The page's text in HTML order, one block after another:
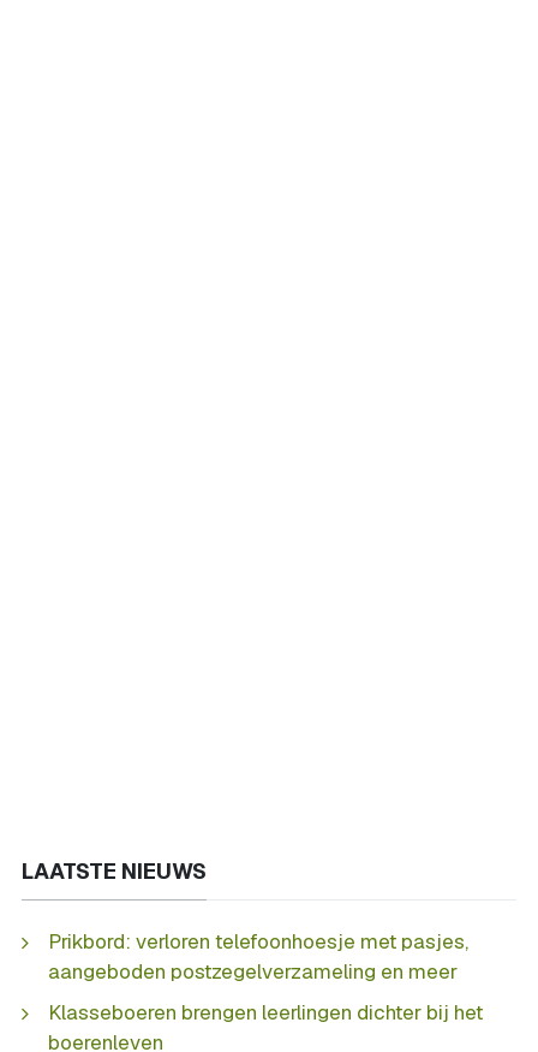
LAATSTE NIEUWS
Prikbord: verloren telefoonhoesje met pasjes,
aangeboden postzegelverzameling en meer
Klasseboeren brengen leerlingen dichter bij het
boerenleven